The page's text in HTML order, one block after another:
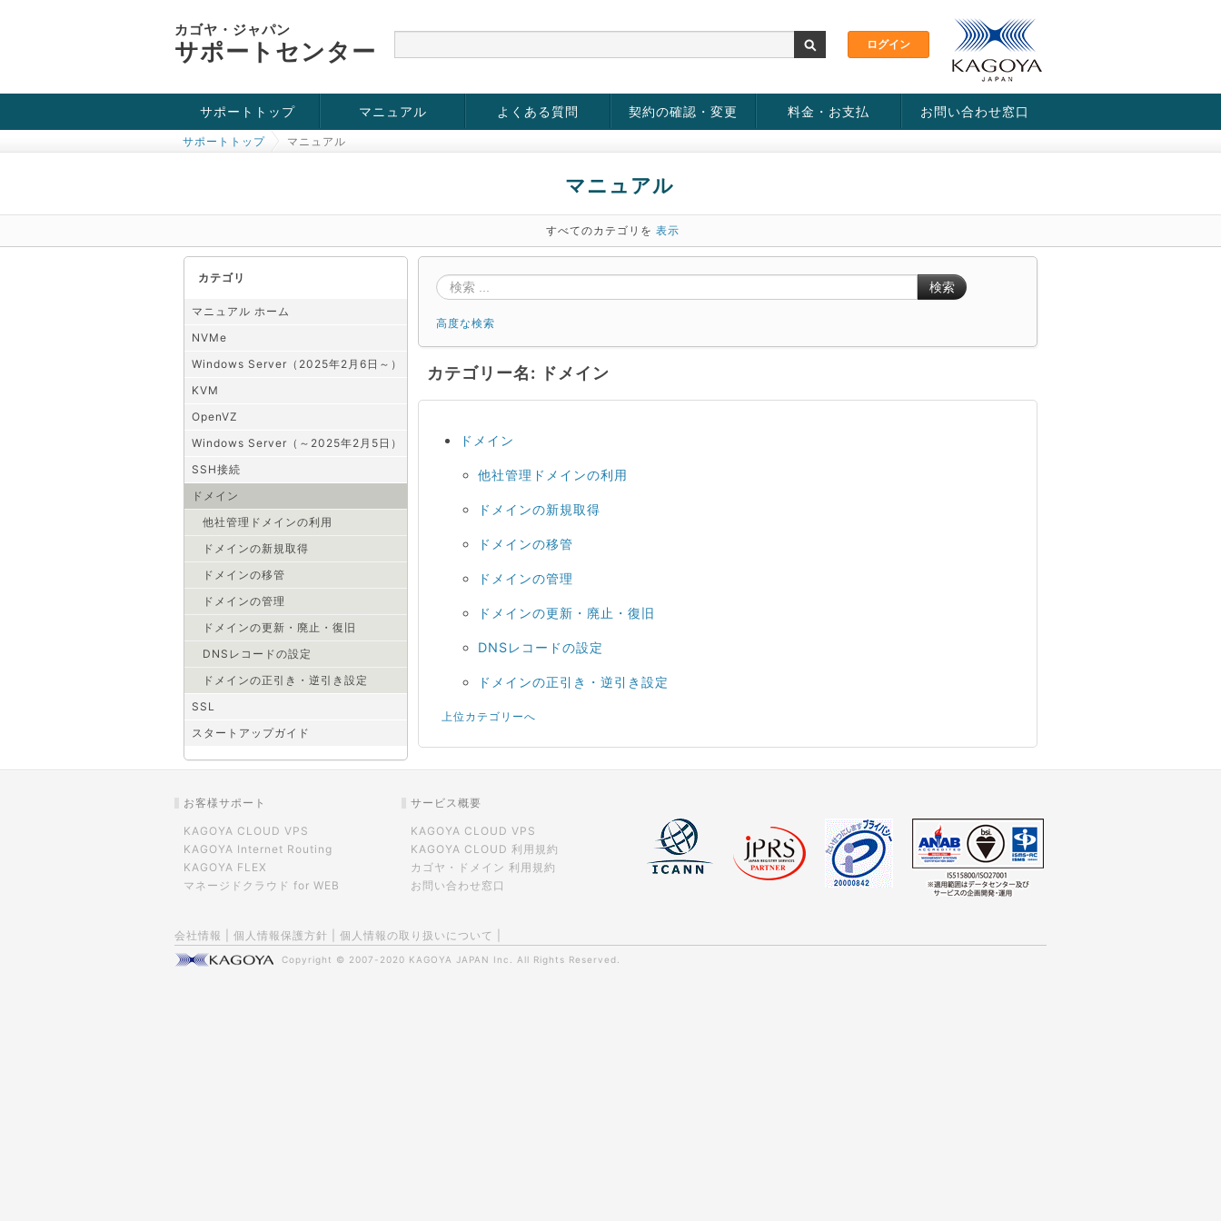
カゴヤ・ジャパン
サポートセンター
サポートトップ
お役立ち情報
チュートリアル
障害・メンテナンス情報
マニュアル
KVM
OpenVZ
Windows Server
SSH接続
ドメイン
SSL
よくある質問 契約の確認・変更 料金・お支払 お問い合わせ窓口
サポートトップ マニュアル
マニュアル
すべてのカテゴリを 表示
カテゴリ
マニュアル ホーム
NVMe
Windows Server（2025年2月6日～）
KVM
OpenVZ
Windows Server（～2025年2月5日）
SSH接続
ドメイン
他社管理ドメインの利用
ドメインの新規取得
ドメインの移管
ドメインの管理
ドメインの更新・廃止・復旧
DNSレコードの設定
ドメインの正引き・逆引き設定
SSL
スタートアップガイド
検索
高度な検索
カテゴリー名: ドメイン
ドメイン
他社管理ドメインの利用
ドメインの新規取得
ドメインの移管
ドメインの管理
ドメインの更新・廃止・復旧
DNSレコードの設定
ドメインの正引き・逆引き設定
上位カテゴリーへ
お客様サポート
KAGOYA CLOUD VPS
KAGOYA Internet Routing
KAGOYA FLEX
マネージドクラウド for WEB
サービス概要
KAGOYA CLOUD VPS
KAGOYA CLOUD 利用規約
カゴヤ・ドメイン 利用規約
お問い合わせ窓口
会社情報 個人情報保護方針 個人情報の取り扱いについて
Copyright © 2007-2020 KAGOYA JAPAN Inc. All Rights Reserved.